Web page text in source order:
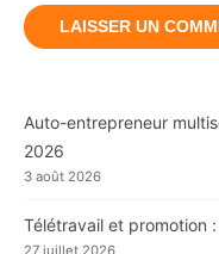
Auto-entrepreneur
2026
3 août 2026
Télétravail et promotion
27 juillet 2026